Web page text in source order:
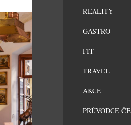
REALITY
GASTRO
FIT
TRAVEL
AKCE
PRŮVODCE